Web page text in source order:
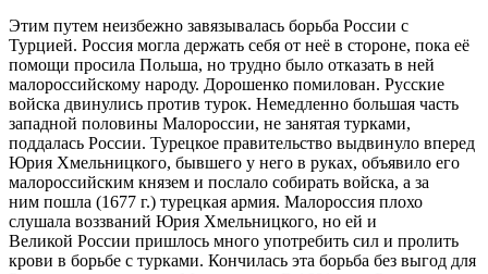
Этим путем неизбежно завязывалась борьба России с
Турцией. Россия могла держать себя от неё в стороне, пока её
помощи просила Польша, но трудно было отказать в ней
малороссийскому народу. Дорошенко помилован. Русские
войска двинулись против турок. Немедленно большая часть
западной половины Малороссии, не занятая турками,
поддалась России. Турецкое правительство выдвинуло вперед
Юрия Хмельницкого, бывшего у него в руках, объявило его
малороссийским князем и послало собирать войска, а за
ним пошла (1677 г.) турецкая армия. Малороссия плохо
слушала воззваний Юрия Хмельницкого, но ей и
Великой России пришлось много употребить сил и пролить
крови в борьбе с турками. Кончилась эта борьба без выгод для